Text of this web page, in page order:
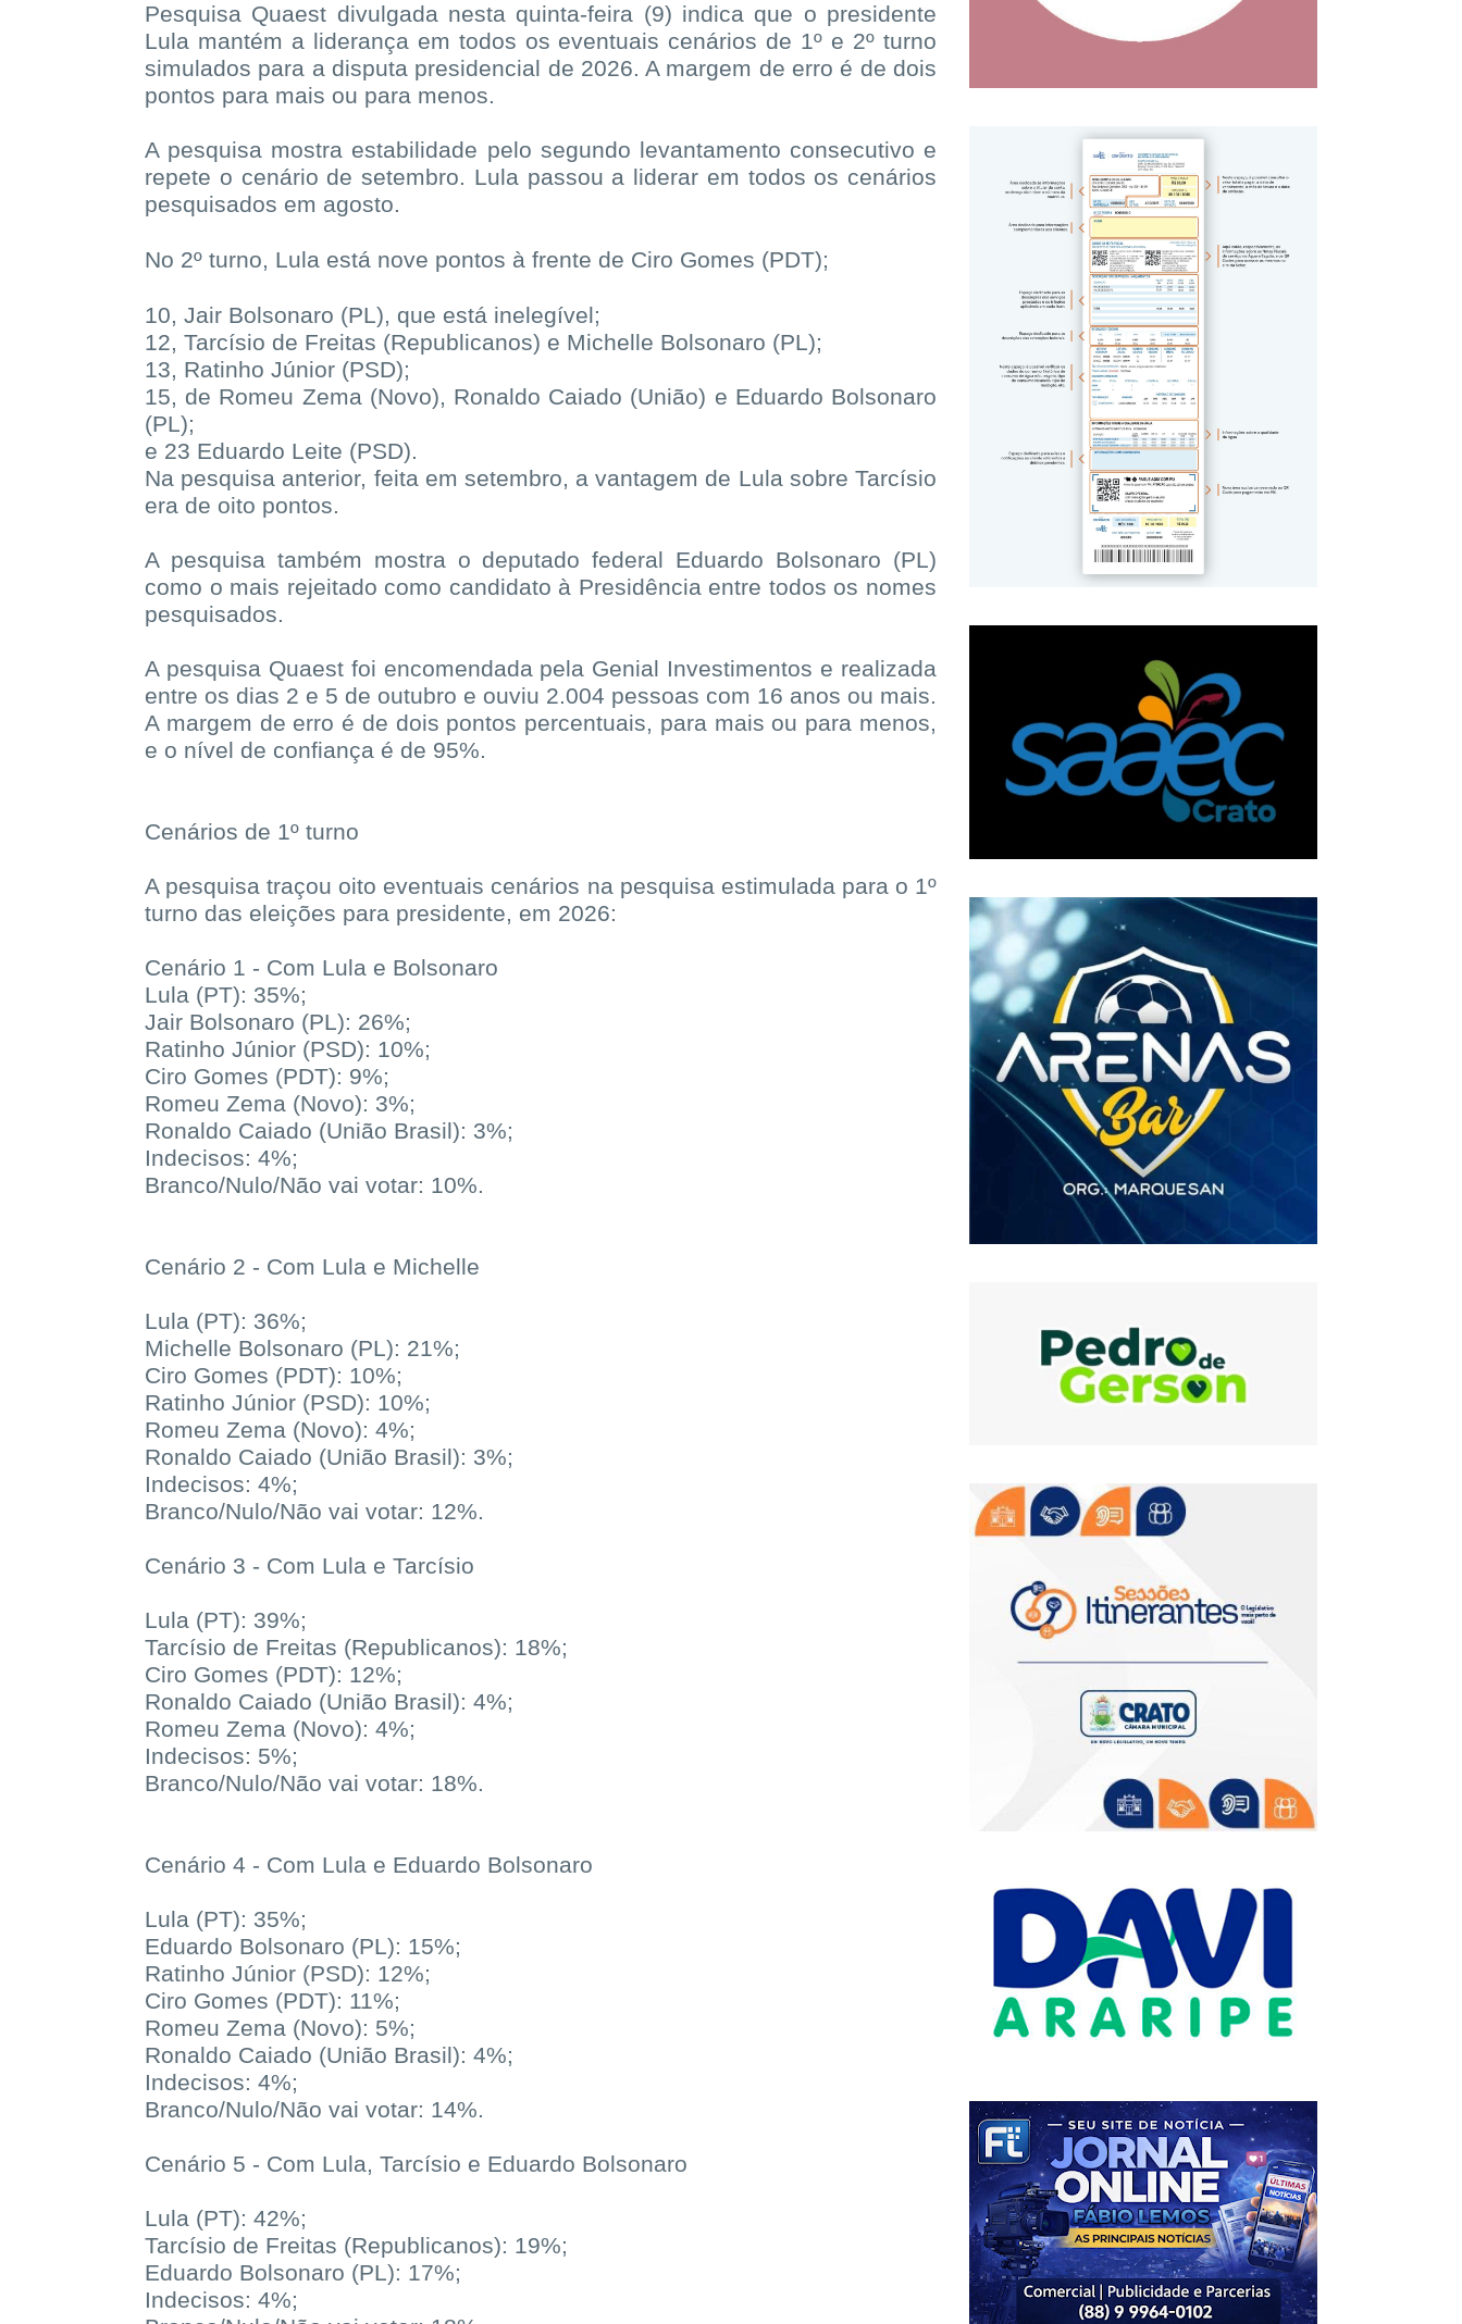
Pesquisa Quaest divulgada nesta quinta-feira (9) indica que o presidente
Lula mantém a liderança em todos os eventuais cenários de 1º e 2º turno
simulados para a disputa presidencial de 2026. A margem de erro é de dois
pontos para mais ou para menos.
A pesquisa mostra estabilidade pelo segundo levantamento consecutivo e
repete o cenário de setembro. Lula passou a liderar em todos os cenários
pesquisados em agosto.
No 2º turno, Lula está nove pontos à frente de Ciro Gomes (PDT);
10, Jair Bolsonaro (PL), que está inelegível;
12, Tarcísio de Freitas (Republicanos) e Michelle Bolsonaro (PL);
13, Ratinho Júnior (PSD);
15, de Romeu Zema (Novo), Ronaldo Caiado (União) e Eduardo Bolsonaro
(PL);
e 23 Eduardo Leite (PSD).
Na pesquisa anterior, feita em setembro, a vantagem de Lula sobre Tarcísio
era de oito pontos.
A pesquisa também mostra o deputado federal Eduardo Bolsonaro (PL)
como o mais rejeitado como candidato à Presidência entre todos os nomes
pesquisados.
A pesquisa Quaest foi encomendada pela Genial Investimentos e realizada
entre os dias 2 e 5 de outubro e ouviu 2.004 pessoas com 16 anos ou mais.
A margem de erro é de dois pontos percentuais, para mais ou para menos,
e o nível de confiança é de 95%.
Cenários de 1º turno
A pesquisa traçou oito eventuais cenários na pesquisa estimulada para o 1º
turno das eleições para presidente, em 2026:
Cenário 1 - Com Lula e Bolsonaro
Lula (PT): 35%;
Jair Bolsonaro (PL): 26%;
Ratinho Júnior (PSD): 10%;
Ciro Gomes (PDT): 9%;
Romeu Zema (Novo): 3%;
Ronaldo Caiado (União Brasil): 3%;
Indecisos: 4%;
Branco/Nulo/Não vai votar: 10%.
Cenário 2 - Com Lula e Michelle
Lula (PT): 36%;
Michelle Bolsonaro (PL): 21%;
Ciro Gomes (PDT): 10%;
Ratinho Júnior (PSD): 10%;
Romeu Zema (Novo): 4%;
Ronaldo Caiado (União Brasil): 3%;
Indecisos: 4%;
Branco/Nulo/Não vai votar: 12%.
Cenário 3 - Com Lula e Tarcísio
Lula (PT): 39%;
Tarcísio de Freitas (Republicanos): 18%;
Ciro Gomes (PDT): 12%;
Ronaldo Caiado (União Brasil): 4%;
Romeu Zema (Novo): 4%;
Indecisos: 5%;
Branco/Nulo/Não vai votar: 18%.
Cenário 4 - Com Lula e Eduardo Bolsonaro
Lula (PT): 35%;
Eduardo Bolsonaro (PL): 15%;
Ratinho Júnior (PSD): 12%;
Ciro Gomes (PDT): 11%;
Romeu Zema (Novo): 5%;
Ronaldo Caiado (União Brasil): 4%;
Indecisos: 4%;
Branco/Nulo/Não vai votar: 14%.
Cenário 5 - Com Lula, Tarcísio e Eduardo Bolsonaro
Lula (PT): 42%;
Tarcísio de Freitas (Republicanos): 19%;
Eduardo Bolsonaro (PL): 17%;
Indecisos: 4%;